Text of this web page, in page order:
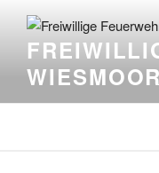
WIESMOOR